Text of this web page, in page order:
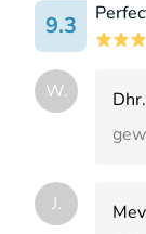
9.3
W.
J.